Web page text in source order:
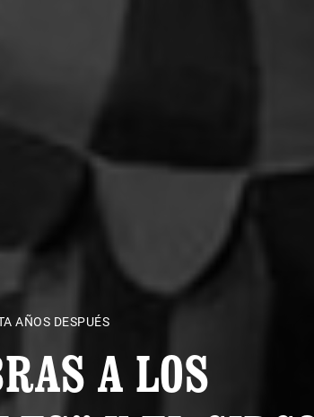
AÑOS DESPUÉS
A LOS